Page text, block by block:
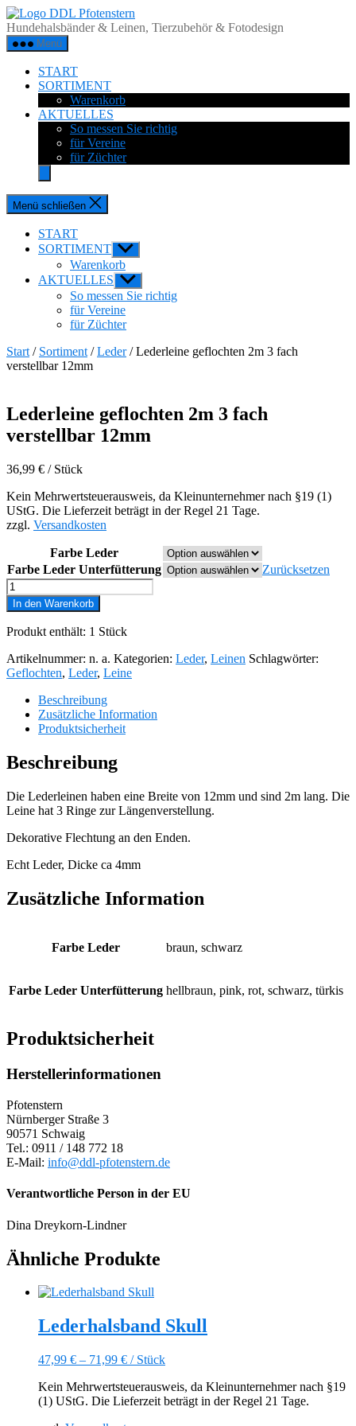
Zum
Inhalt
springen
Pfotenstern
Hundehalsbänder & Leinen, Tierzubehör & Fotodesign
Menü
START
SORTIMENT
Warenkorb
AKTUELLES
So messen Sie richtig
für Vereine
für Züchter
Menü schließen
START
SORTIMENT Untermenü
anzeigen
Warenkorb
AKTUELLES Untermenü
anzeigen
So messen Sie richtig
für Vereine
für Züchter
Start / Sortiment /Leder/ Lederleine geflochten 2m 3 fach
verstellbar 12mm
Lederleine geflochten 2m 3 fach
verstellbar 12mm
36,99 € / Stück
Kein Mehrwertsteuerausweis, da Kleinunternehmer nach §19 (1)
UStG. Die Lieferzeit beträgt in der Regel 21 Tage.
zzgl. Versandkosten
Farbe Leder
Farbe Leder Unterfütterung
Zurücksetzen
Lederleine
geflochten
2m
3
verstellbar
12mm
In den Warenkorb
Produkt enthält: 1 Stück
Artikelnummer: n. a. Kategorien: Leder, Leinen Schlagwörter:
Geflochten, Leder, Leine
Beschreibung
Zusätzliche Information
Produktsicherheit
Beschreibung
Die Lederleinen haben eine Breite von 12mm und sind 2m lang. Die
Leine hat 3 Ringe zur Längenverstellung.
Dekorative Flechtung an den Enden.
Echt Leder, Dicke ca 4mm
Zusätzliche Information
Farbe Leder braun, schwarz
Farbe Leder Unterfütterung hellbraun, pink, rot, schwarz, türkis
Produktsicherheit
Herstellerinformationen
Pfotenstern
Nürnberger Straße 3
90571 Schwaig
Tel.: 0911 / 148 772 18
E-Mail: info@ddl-pfotenstern.de
Verantwortliche Person in der EU
Dina Dreykorn-Lindner
Ähnliche Produkte
Lederhalsband Skull
47,99 € – 71,99 € / Stück
Kein Mehrwertsteuerausweis, da Kleinunternehmer nach §19
(1) UStG. Die Lieferzeit beträgt in der Regel 21 Tage.